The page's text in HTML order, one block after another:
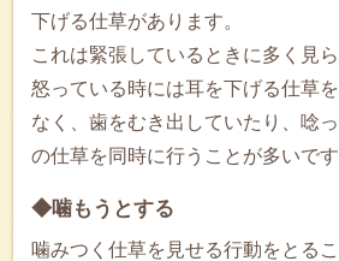
下げる仕草があります。
これは緊張しているときに多く見ら
怒っている時には耳を下げる仕草
なく、歯をむき出していたり、唸
の仕草を同時に行うことが多いです
◆噛もうとする
噛みつく仕草を見せる行動をとるこ